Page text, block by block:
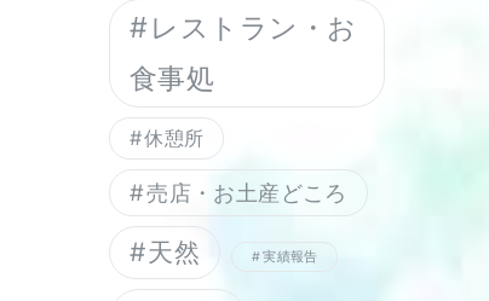
レストラン・お
食事処
休憩所
売店・お土産どころ
天然 実績報告